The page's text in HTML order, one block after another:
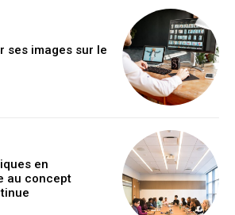
ses images sur le
en
au concept